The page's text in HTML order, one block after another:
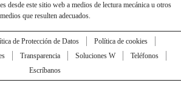
desde este sitio web a medios de lectura mecánica u otros
medios que resulten adecuados.
de Protección de Datos
Política de cookies
Transparencia Soluciones W
Teléfonos
Escríbanos